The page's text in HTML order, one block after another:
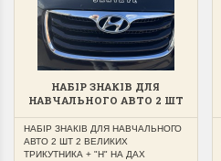
НАБІР ЗНАКІВ ДЛЯ
НАВЧАЛЬНОГО АВТО 2 ШТ
"Н" НА ДАХ МАГНІТНІ
НАБІР ЗНАКІВ ДЛЯ НАВЧАЛЬНОГО
АВТО 2 ШТ 2 ВЕЛИКИХ
ТРИКУТНИКА + "Н" НА ДАХ